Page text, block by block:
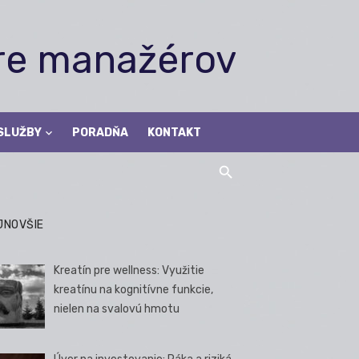
manažérov
PORADŇA KONTAKT
Kreatín pre wellness: Využitie
kreatínu na kognitívne funkcie,
nielen na svalovú hmotu